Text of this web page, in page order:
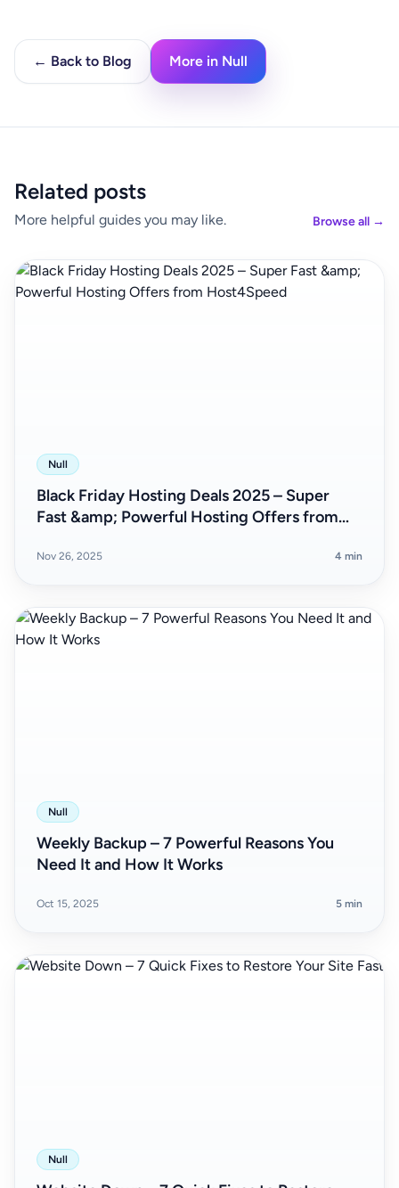
← Back to Blog More in Null
Related posts
More helpful guides you may like. Browse all →
Null
Black Friday Hosting Deals 2025 – Super
Fast &amp; Powerful Hosting Offers from
Nov 26, 2025 4 min
Null
Weekly Backup – 7 Powerful Reasons You
Need It and How It Works
Oct 15, 2025 5 min
Null